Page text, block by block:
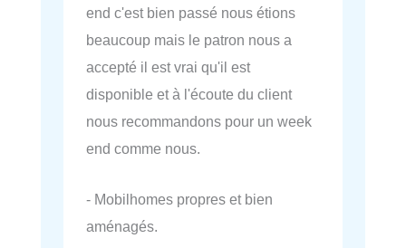
end c'est bien passé nous étions
beaucoup mais le patron nous a
accepté il est vrai qu'il est
disponible et à l'écoute du client
nous recommandons pour un week
end comme nous.
- Mobilhomes propres et bien
aménagés.